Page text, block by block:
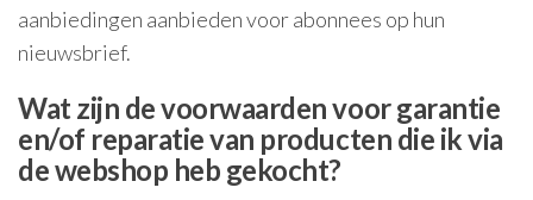
aanbiedingen aanbieden voor abonnees op hun
nieuwsbrief.
Wat zijn de voorwaarden voor garantie
en/of reparatie van producten die ik via
de webshop heb gekocht?